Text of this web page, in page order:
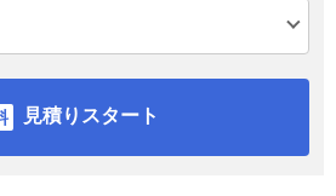
見積りスタート